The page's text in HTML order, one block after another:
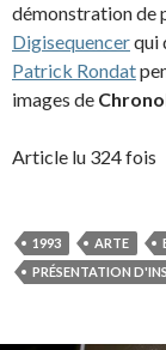
démonstration de
Digisequencerqui
Patrick Rondat
images de
Article lu 324 fois
1993 ARTE
PRÉSENTATION